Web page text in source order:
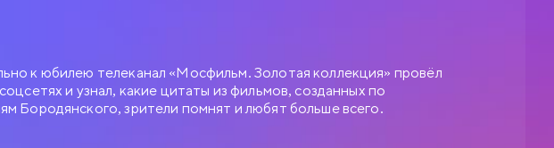
к юбилею телеканал «Мосфильм. Золотая коллекция» провёл
и узнал, какие цитаты из фильмов, созданных по
Бородянского, зрители помнят и любят больше всего.